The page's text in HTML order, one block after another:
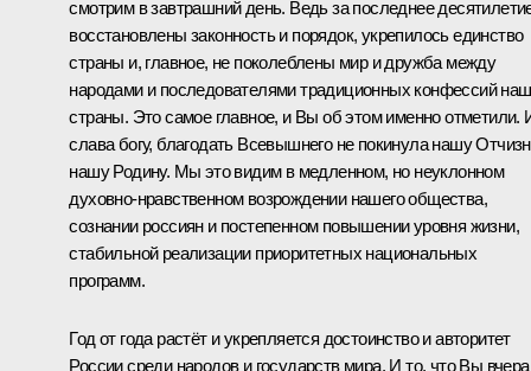
смотрим в завтрашний день. Ведь за последнее
восстановлены законность и порядок, укрепилось единство
страны и, главное, не поколеблены мир и дружба между
народами и последователями традиционных конфессий
страны. Это самое главное, и Вы об этом именно отметили.
слава богу, благодать Всевышнего не покинула нашу
нашу Родину. Мы это видим в медленном, но неуклонном
духовно-нравственном возрождении нашего общества,
сознании россиян и постепенном повышении уровня жизни,
стабильной реализации приоритетных национальных
программ.
Год от года растёт и укрепляется достоинство и авторитет
России среди народов и государств мира. И то, что Вы вчера